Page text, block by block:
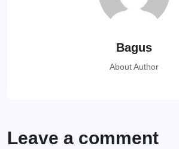
Bagus
About Author
Leave a comment